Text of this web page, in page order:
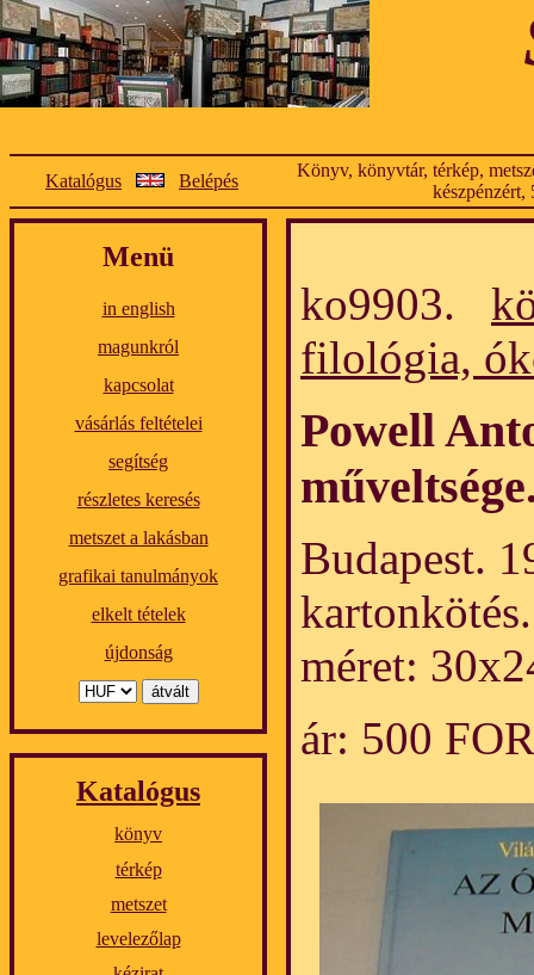
Katalógus Belépés
Könyv, könyvtár, térkép,
készpénzért,
Menü
in english
magunkról
kapcsolat
vásárlás feltételei
segítség
részletes keresés
metszet a lakásban
grafikai tanulmányok
elkelt tételek
újdonság
Katalógus
könyv
térkép
metszet
levelezőlap
ko9903.
filológia,
Powell
Budapest.
méret:
ár: 500